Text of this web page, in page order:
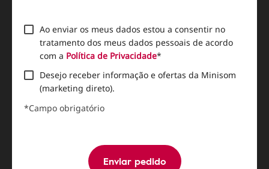
Ao enviar os meus dados estou a consentir no
tratamento dos meus dados pessoais de acordo
com a Política de Privacidade*
Desejo receber informação e ofertas da Minisom
(marketing direto).
*Campo obrigatório
Enviar pedido